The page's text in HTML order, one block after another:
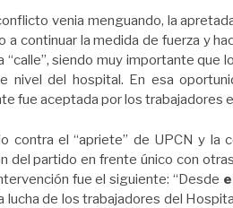
venia menguando, la
a continuar la medida de fuerza y
“calle”, siendo muy importante que
nivel del hospital. En esa
fue aceptada por los trabajadores
contra el “apriete” de UPCN y la
del partido en frente único con
fue el siguiente: “Desde
lucha de los trabajadores del